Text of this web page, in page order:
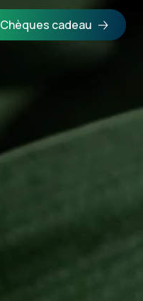
Chèques cadeau